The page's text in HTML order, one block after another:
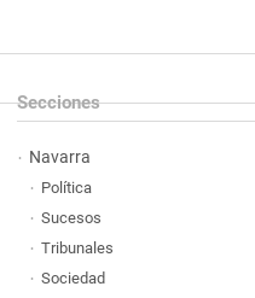
Secciones
Navarra
Política
Sucesos
Tribunales
Sociedad